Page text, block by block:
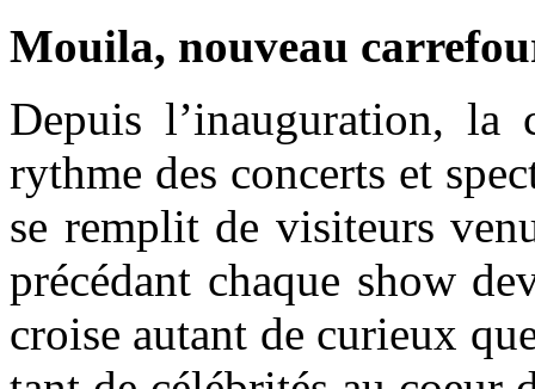
Mouila, nouveau
Depuis l’inauguration,
rythme des concerts et
se remplit de visiteurs
précédant chaque show
croise autant de curieux